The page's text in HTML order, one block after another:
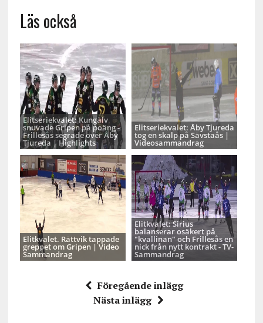
Läs också
Elitseriekvalet: Kungälv
snuvade Gripen på poäng -
Frillesås segrade över Åby
Tjureda | Highlights
Elitseriekvalet: Åby Tjureda
tog en skalp på Sävstaås |
Videosammandrag
Elitkvalet. Rättvik tappade
greppet om Gripen | Video
Sammandrag
Elitkvalet: Sirius
balanserar osäkert på
"kvallinan" och Frillesås en
nick från nytt kontrakt - TV-
Sammandrag
Föregående inlägg
Nästa inlägg